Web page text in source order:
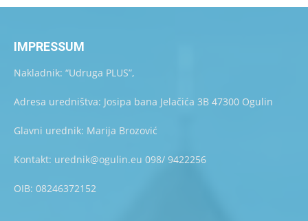
IMPRESSUM
Nakladnik: “Udruga PLUS”,
Adresa uredništva: Josipa bana Jelačića 3B 47300 Ogulin
Glavni urednik: Marija Brozović
Kontakt: urednik@ogulin.eu 098/ 9422256
OIB: 08246372152